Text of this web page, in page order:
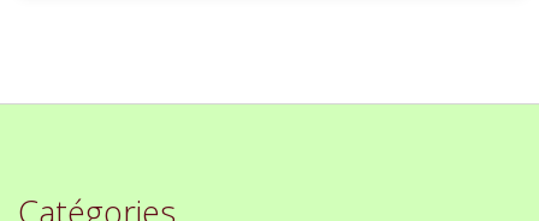
Catégories